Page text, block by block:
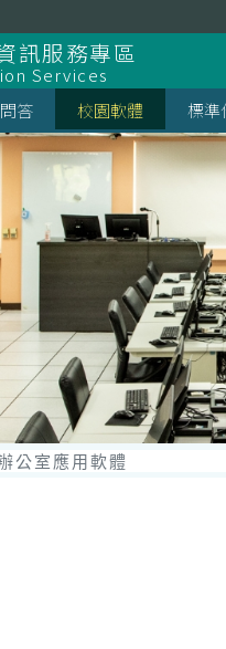
訊服務專區
Services
答 校園軟體 標準
公室應用軟體